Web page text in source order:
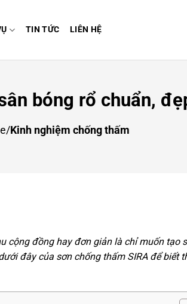
TIN TỨC LIÊN HỆ
bóng rổ chuẩn,
/Kinh nghiệm chống thấm
cộng đồng hay đơn giản là chỉ muốn tạo
đây của sơn chống thấm SIRA để biết